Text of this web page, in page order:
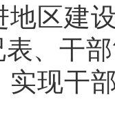
地区建
、干
实现干